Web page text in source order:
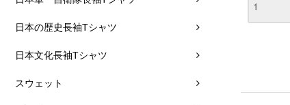
日本の歴史長袖Tシャツ
日本文化長袖Tシャツ
スウェット